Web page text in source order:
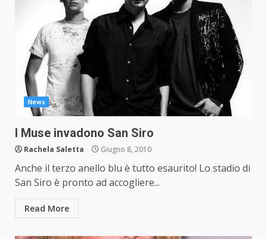
News
I Muse invadono San Siro
Rachela Saletta Giugno 8, 2010
Anche il terzo anello blu è tutto esaurito! Lo stadio di
San Siro è pronto ad accogliere...
Read More